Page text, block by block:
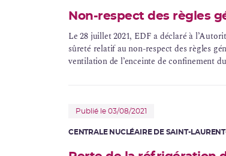
Non-respect des règles
Le 28 juillet 2021, EDF a déclaré à
sûreté relatif au non-respect des règles
ventilation de l’enceinte deconfinement
Publié le 03/08/2021
CENTRALE NUCLÉAIRE DE SAINT-